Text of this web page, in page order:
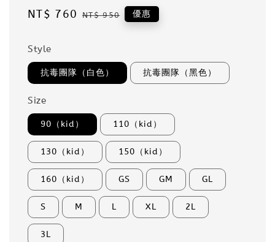
Sale
NT$ 760 Regular
NT$ 950 優惠
Style
抗毒團隊（白色） 抗毒團隊（黑色）
Size
90（kid） 110（kid）
130（kid） 150（kid）
160（kid） GS GM GL
S M L XL 2L
3L